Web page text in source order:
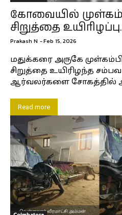
கோவையில்
சிறுத்தை
Prakash N -Feb 15, 2026
மதுக்கரை அருகே
சிறுத்தை உயிரிழந்த
ஆர்வலர்களை சோகத்தில்
Read more